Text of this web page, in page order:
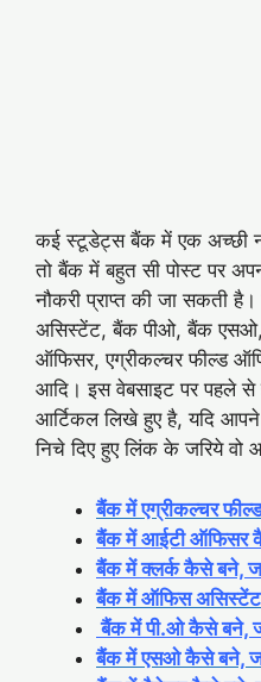
कई स्टूडेट्स बैंक में एक अच्छी
तो बैंक में बहुत सी पोस्ट पर
नौकरी प्राप्त की जा सकती
असिस्टेंट, बैंक पीओ, बैंक
ऑफिसर, एग्रीकल्चर फील्ड
आदि। इस वेबसाइट पर पहले से
आर्टिकल लिखे हुए है, यदि
निचे दिए हुए लिंक के जरिये
बैंक में एग्रीकल्चर
बैंक में आईटी ऑफिसर
बैंक में क्लर्क कैसे बने,
बैंक में ऑफिस
बैंक में पी.ओ कैसे बने,
बैंक में एसओ कैसे बने,